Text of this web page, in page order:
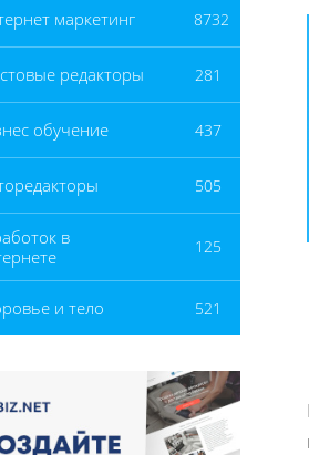
маркетинг 8732
редакторы 281
обучение 437
505
в
125
и тело 521